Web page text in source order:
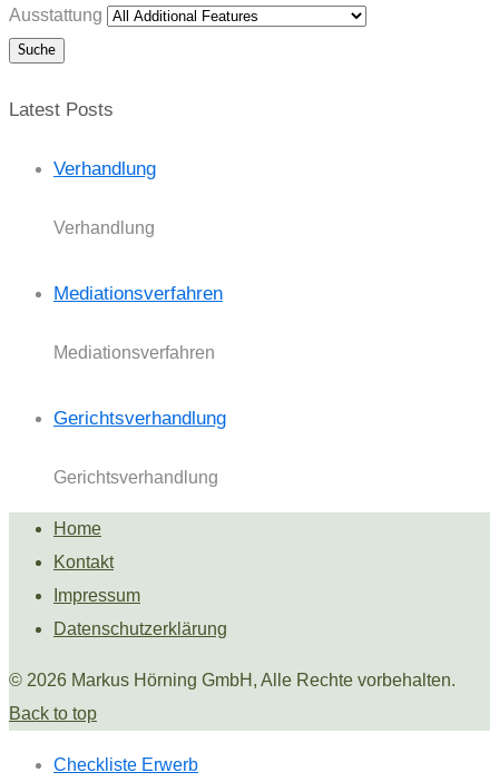
Ausstattung
Latest Posts
Verhandlung
Verhandlung
Mediationsverfahren
Mediationsverfahren
Gerichtsverhandlung
Gerichtsverhandlung
Home
Kontakt
Impressum
Datenschutzerklärung
© 2026 Markus Hörning GmbH, Alle Rechte vorbehalten.
Back to top
Checkliste Erwerb